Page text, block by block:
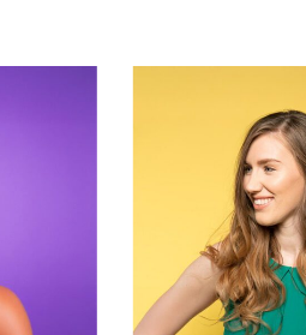
Ja, ich möchte
REGISTRIEREN